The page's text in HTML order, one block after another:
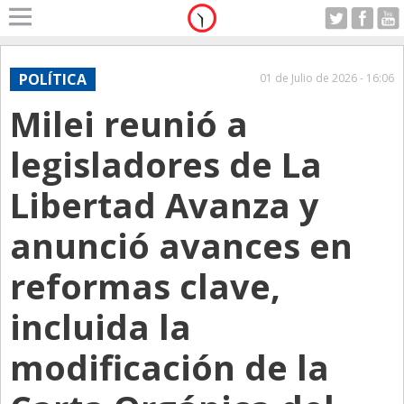
Home
A Motor
Alerta
Anticipo
Campo
Carrera & Emprendedores
Club House
Con Estilo
De Bolsillo
Diarios de Argentina
Diarios del Mundo
Jueves 06.08.2026
POLÍTICA 01 de Julio de 2026 - 16:06
Milei reunió a
legisladores de La
Libertad Avanza y
anunció avances en
reformas clave,
incluida la
modificación de la